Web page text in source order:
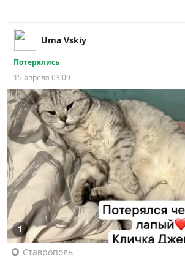
Uma Vskiy
Потерялись
15 апреля 03:09
1
Ставрополь